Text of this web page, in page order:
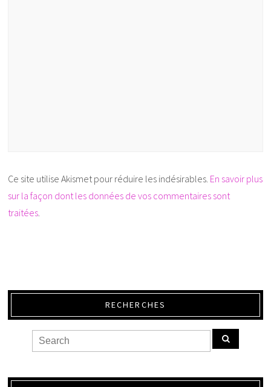
Ce site utilise Akismet pour réduire les indésirables. En savoir plus
sur la façon dont les données de vos commentaires sont
traitées.
RECHERCHES